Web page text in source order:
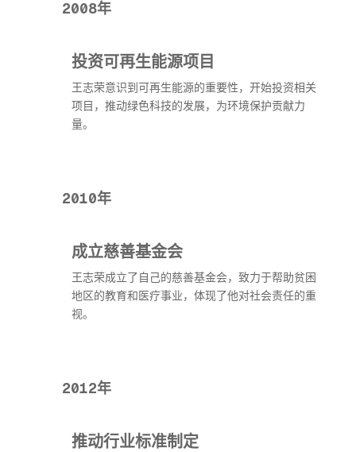
2008年
投资可再生能源项目
王志荣意识到可再生能源的重要性，开始投资相关
项目，推动绿色科技的发展，为环境保护贡献力
量。
2010年
成立慈善基金会
王志荣成立了自己的慈善基金会，致力于帮助贫困
地区的教育和医疗事业，体现了他对社会责任的重
视。
2012年
推动行业标准制定